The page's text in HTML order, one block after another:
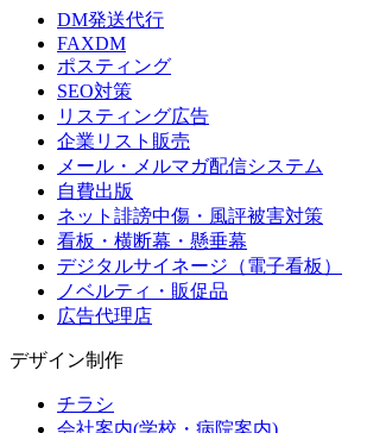
DM発送代行
FAXDM
ポスティング
SEO対策
リスティング広告
企業リスト販売
メール・メルマガ配信システム
自費出版
ネット誹謗中傷・風評被害対策
看板・横断幕・懸垂幕
デジタルサイネージ（電子看板）
ノベルティ・販促品
広告代理店
デザイン制作
チラシ
会社案内(学校・病院案内)